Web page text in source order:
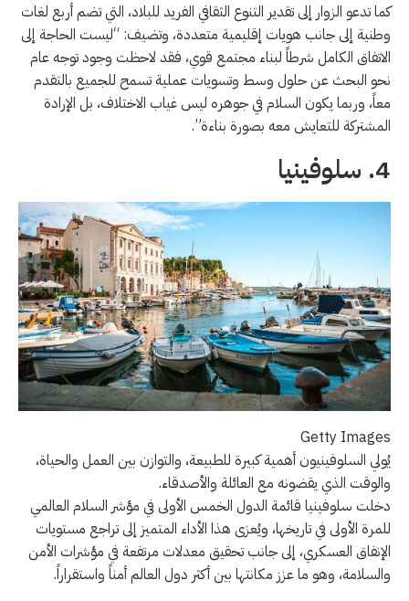
كما تدعو الزوار إلى تقدير التنوع الثقافي الفريد للبلاد، التي تضم أربع لغات
وطنية إلى جانب هويات إقليمية متعددة، وتضيف: “ليست الحاجة إلى
الاتفاق الكامل شرطاً لبناء مجتمع قوي، فقد لاحظت وجود توجه عام
نحو البحث عن حلول وسط وتسويات عملية تسمح للجميع بالتقدم
معاً، وربما يكون السلام في جوهره ليس غياب الاختلاف، بل الإرادة
المشتركة للتعايش معه بصورة بناءة”.
4. سلوفينيا
Getty Images
يُولي السلوفينيون أهمية كبيرة للطبيعة، والتوازن بين العمل والحياة،
والوقت الذي يقضونه مع العائلة والأصدقاء.
دخلت سلوفينيا قائمة الدول الخمس الأولى في مؤشر السلام العالمي
للمرة الأولى في تاريخها، ويُعزى هذا الأداء المتميز إلى تراجع مستويات
الإنفاق العسكري، إلى جانب تحقيق معدلات مرتفعة في مؤشرات الأمن
والسلامة، وهو ما عزز مكانتها بين أكثر دول العالم أمناً واستقراراً.